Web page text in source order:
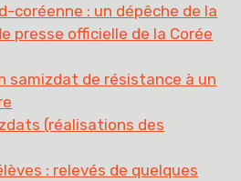
coréenne : un dépêche de la
presse officielle de la Corée
samizdat de résistance à un
(réalisations des
: relevés de quelques